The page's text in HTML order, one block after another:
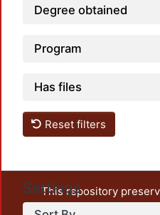
Degree obtained
Program
Has files
Reset filters
Settings
This repository
unrestricted open